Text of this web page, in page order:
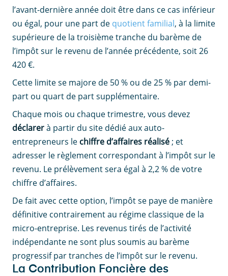
l’avant-dernière année doit être dans ce cas inférieur
ou égal, pour une part de quotient familial, à la limite
supérieure de la troisième tranche du barème de
l’impôt sur le revenu de l’année précédente, soit 26
420 €.
Cette limite se majore de 50 % ou de 25 % par demi-
part ou quart de part supplémentaire.
Chaque mois ou chaque trimestre, vous devez
déclarerà partir du site dédié aux auto-
entrepreneurs le chiffre d’affaires réalisé ; et
adresser le règlement correspondant à l’impôt sur le
revenu. Le prélèvement sera égal à 2,2 % de votre
chiffre d’affaires.
De fait avec cette option, l’impôt se paye de manière
définitive contrairement au régime classique de la
micro-entreprise. Les revenus tirés de l’activité
indépendante ne sont plus soumis au barème
progressif par tranches de l’impôt sur le revenu.
La Contribution Foncière des